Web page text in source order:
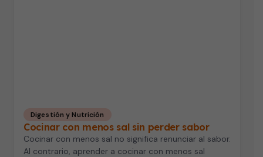
Digestión y Nutrición
Cocinar con menos sal sin perder sabor
Cocinar con menos sal no significa renunciar al sabor.
Al contrario, aprender a cocinar con menos sal